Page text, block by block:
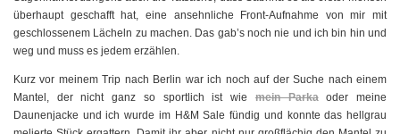
überhaupt geschafft hat, eine ansehnliche Front-Aufnahme von mir mit
geschlossenem Lächeln zu machen. Das gab’s noch nie und ich bin hin und
weg und muss es jedem erzählen.
Kurz vor meinem Trip nach Berlin war ich noch auf der Suche nach einem
Mantel, der nicht ganz so sportlich ist wie mein Parkaoder meine
Daunenjacke und ich wurde im H&M Sale fündig und konnte das hellgrau